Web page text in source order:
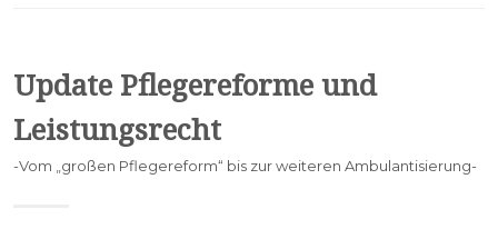
Update Pflegereforme und
Leistungsrecht
-Vom „großen Pflegereform“ bis zur weiteren Ambulantisierung-